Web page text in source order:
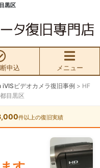
黒区
申込 メニュー
iVISビデオカメラ復旧事例 > HF
目黒区
件以上の復旧実績